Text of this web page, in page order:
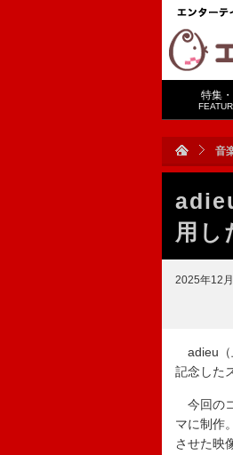
特集
音
用し
2025年12
adieu（
記念した
今回の
マに制作
させた映